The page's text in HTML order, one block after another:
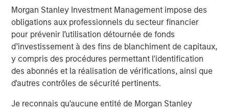
Morgan Stanley Investment Management impose des
obligations aux professionnels du secteur financier
pour prévenir l’utilisation détournée de fonds
d’investissement à des fins de blanchiment de capitaux,
y compris des procédures permettant l'identification
des abonnés et la réalisation de vérifications, ainsi que
d'autres contrôles de sécurité pertinents.
Je reconnais qu'aucune entité de Morgan Stanley
proud to serve our customers the last 20 years and look
forward to continuing to serve them. We believe Comar's
culture is well-aligned with ours, which is focused on
'Always the Hard Right – Never the Easy Wrong' and
providing a quality product to the same types of
customers as ours. Comar brings a unique set of
capabilities that will better serve our customers – full
service, in-house design, development, and prototyping